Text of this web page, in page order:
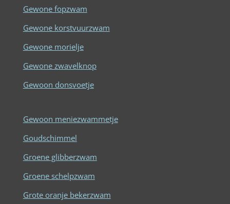
Gewone fopzwam
Gewone korstvuurzwam
Gewone morielje
Gewone zwavelknop
Gewoon donsvoetje
Gewoon meniezwammetje
Goudschimmel
Groene glibberzwam
Groene schelpzwam
Grote oranje bekerzwam